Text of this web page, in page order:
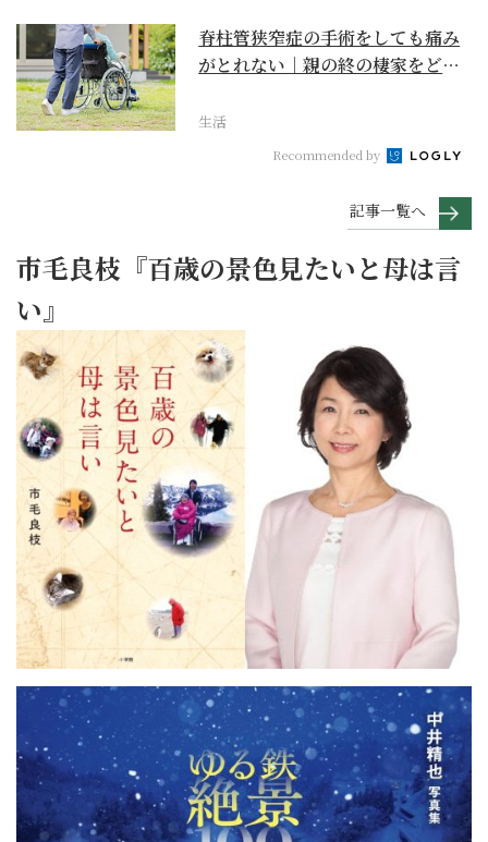
脊柱管狭窄症の手術をしても痛み
がとれない｜親の終の棲家をどう
生活
Recommended by
記事一覧へ
市毛良枝『百歳の景色見たいと母は言
い』